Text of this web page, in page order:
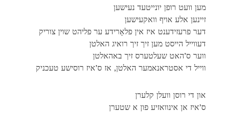
מען וועט רופן יונייטעד נעישען
זיינען אלע אויף וואקעישען
דער פרעזידענט איז אין פלאָרידע ער פליהט שוין צוריק
דעווייל הייסט מען זיך זיך רואיג האלטן
ווער ס’האט שעלטערס זיך באהאלטן
ווייל די אסטראנאמער האלטן, אז ס’איז רוסישע טעכניק
און די רוסן וועלן קלערן
ס’איז אן אינוואזיע פון א שטערן